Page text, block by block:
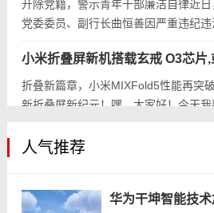
开除党籍，警示青年干部廉洁自律近
党委委员、副行长曲恒善因严重违纪违
折叠新篇章，小米MIXFold5性能再突
新折叠屏新纪元！嘿，大家好！今天
人气推荐